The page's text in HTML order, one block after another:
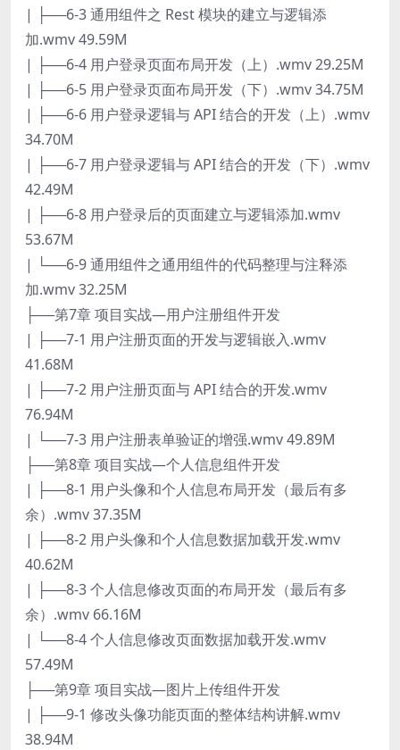
| ├──6-3 通用组件之 Rest 模块的建立与逻辑添
加.wmv 49.59M
| ├──6-4 用户登录页面布局开发（上）.wmv 29.25M
| ├──6-5 用户登录页面布局开发（下）.wmv 34.75M
| ├──6-6 用户登录逻辑与 API 结合的开发（上）.wmv
34.70M
| ├──6-7 用户登录逻辑与 API 结合的开发（下）.wmv
42.49M
| ├──6-8 用户登录后的页面建立与逻辑添加.wmv
53.67M
| └──6-9 通用组件之通用组件的代码整理与注释添
加.wmv 32.25M
├──第7章 项目实战—用户注册组件开发
| ├──7-1 用户注册页面的开发与逻辑嵌入.wmv
41.68M
| ├──7-2 用户注册页面与 API 结合的开发.wmv
76.94M
| └──7-3 用户注册表单验证的增强.wmv 49.89M
├──第8章 项目实战—个人信息组件开发
| ├──8-1 用户头像和个人信息布局开发（最后有多
余）.wmv 37.35M
| ├──8-2 用户头像和个人信息数据加载开发.wmv
40.62M
| ├──8-3 个人信息修改页面的布局开发（最后有多
余）.wmv 66.16M
| └──8-4 个人信息修改页面数据加载开发.wmv
57.49M
├──第9章 项目实战—图片上传组件开发
| ├──9-1 修改头像功能页面的整体结构讲解.wmv
38.94M